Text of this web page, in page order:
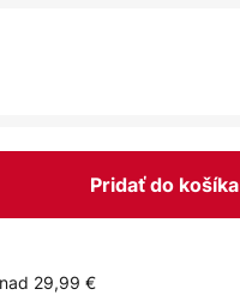
Pridať do košíka
29,99 €